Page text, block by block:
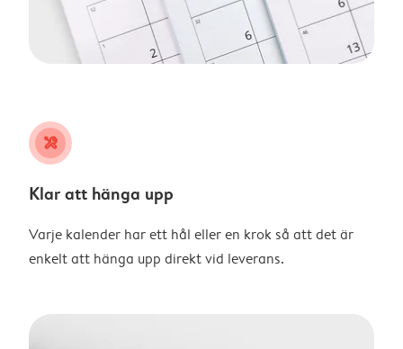
tools
Klar att hänga upp
Varje kalender har ett hål eller en krok så att det är
enkelt att hänga upp direkt vid leverans.